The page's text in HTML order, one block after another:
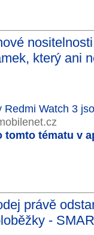
který ani
Redmi Watch 3
tomto tématu v
právě
-